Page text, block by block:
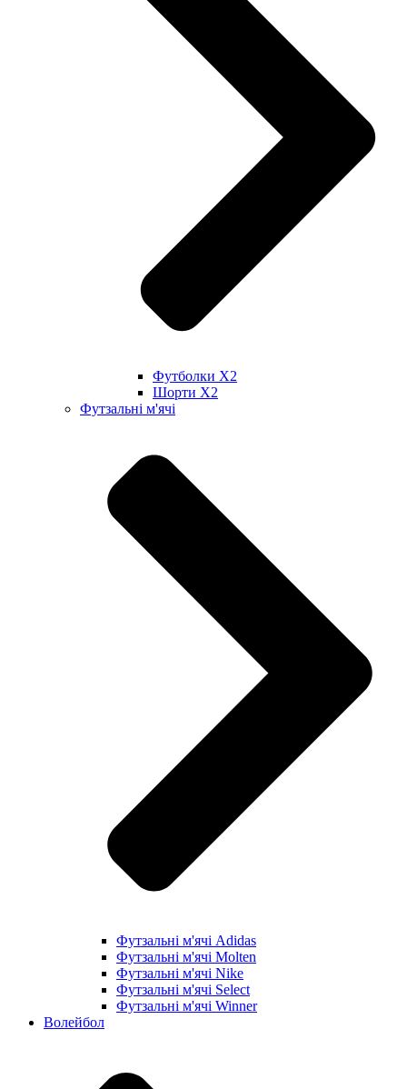
Футболки X2
Шорти X2
Футзальні м'ячі
Футзальні м'ячі Adidas
Футзальні м'ячі Molten
Футзальні м'ячі Nike
Футзальні м'ячі Select
Футзальні м'ячі Winner
Волейбол